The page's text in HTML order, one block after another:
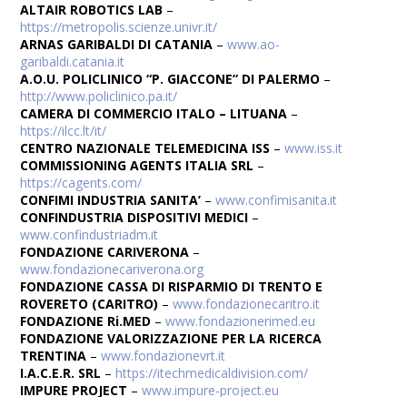
ALTAIR ROBOTICS LAB –
https://metropolis.scienze.univr.it/
ARNAS GARIBALDI DI CATANIA –www.ao-
garibaldi.catania.it
A.O.U. POLICLINICO “P. GIACCONE” DI PALERMO –
http://www.policlinico.pa.it/
CAMERA DI COMMERCIO ITALO – LITUANA –
https://ilcc.lt/it/
CENTRO NAZIONALE TELEMEDICINA ISS –www.iss.it
COMMISSIONING AGENTS ITALIA SRL –
https://cagents.com/
CONFIMI INDUSTRIA SANITA’ –www.confimisanita.it
CONFINDUSTRIA DISPOSITIVI MEDICI –
www.confindustriadm.it
FONDAZIONE CARIVERONA –
www.fondazionecariverona.org
FONDAZIONE CASSA DI RISPARMIO DI TRENTO E
ROVERETO (CARITRO) –www.fondazionecaritro.it
FONDAZIONE Ri.MED –www.fondazionerimed.eu
FONDAZIONE VALORIZZAZIONE PER LA RICERCA
TRENTINA –www.fondazionevrt.it
I.A.C.E.R. SRL – https://itechmedicaldivision.com/
IMPURE PROJECT –www.impure-project.eu